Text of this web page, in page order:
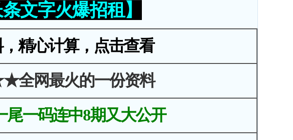
文字火爆招租】
精心计算，点击查看
全网最火的一份资料
尾一码连中8期又大公开